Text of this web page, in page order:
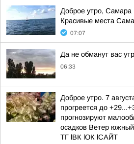
Доброе утро, Самара
Красивые места
07:07
Да не обманут вас
06:33
Доброе утро. 7
прогреется до
прогнозируют
осадков Ветер
ТГ lВК lОК lСАЙТ